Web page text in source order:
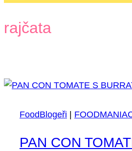
rajčata
FoodBlogeři |
PAN CON